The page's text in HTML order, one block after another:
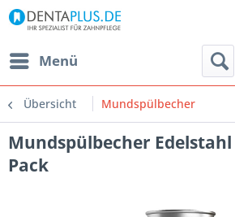
Menü
Übersicht Mundspülbecher
Mundspülbecher
Pack